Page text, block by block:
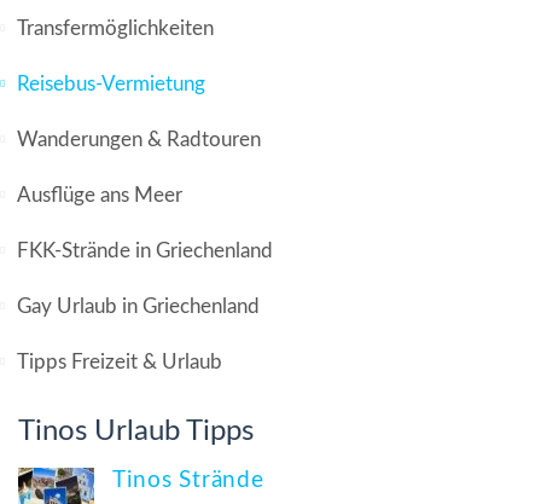
Transfermöglichkeiten
Reisebus-Vermietung
Wanderungen & Radtouren
Ausflüge ans Meer
FKK-Strände in Griechenland
Gay Urlaub in Griechenland
Tipps Freizeit & Urlaub
Tinos Urlaub Tipps
Tinos Strände